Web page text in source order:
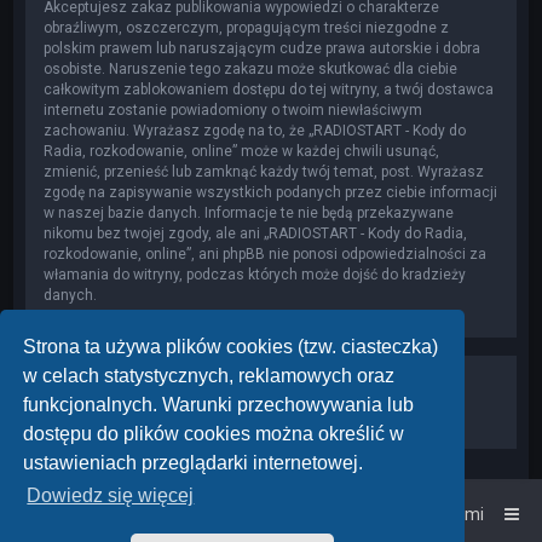
Strona ta używa plików cookies (tzw. ciasteczka)
w celach statystycznych, reklamowych oraz
funkcjonalnych. Warunki przechowywania lub
dostępu do plików cookies można określić w
ustawieniach przeglądarki internetowej.
Dowiedz się więcej
Akceptujesz zakaz publikowania wypowiedzi o charakterze
obraźliwym, oszczerczym, propagującym treści niezgodne z
polskim prawem lub naruszającym cudze prawa autorskie i dobra
osobiste. Naruszenie tego zakazu może skutkować dla ciebie
całkowitym zablokowaniem dostępu do tej witryny, a twój dostawca
internetu zostanie powiadomiony o twoim niewłaściwym
zachowaniu. Wyrażasz zgodę na to, że „RADIOSTART - Kody do
Radia, rozkodowanie, online” może w każdej chwili usunąć,
zmienić, przenieść lub zamknąć każdy twój temat, post. Wyrażasz
zgodę na zapisywanie wszystkich podanych przez ciebie informacji
w naszej bazie danych. Informacje te nie będą przekazywane
nikomu bez twojej zgody, ale ani „RADIOSTART - Kody do Radia,
rozkodowanie, online”, ani phpBB nie ponosi odpowiedzialności za
włamania do witryny, podczas których może dojść do kradzieży
danych.
Strona główna Kontakt z nami